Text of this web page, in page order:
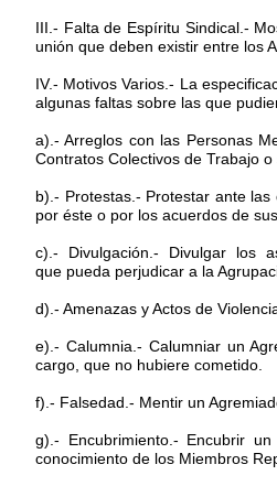
III.- Falta de Espíritu Sindical.-
unión que deben existir entre los
IV.- Motivos Varios.- La
algunas faltas sobre las que
a).- Arreglos con las Personas
Contratos Colectivos de Trabajo
b).- Protestas.- Protestar ante
por éste o por los acuerdos de
c).- Divulgación.- Divulgar los
que pueda perjudicar a la
d).- Amenazas y Actos de
e).- Calumnia.- Calumniar un
cargo, que no hubiere cometido.
f).- Falsedad.- Mentir un
g).- Encubrimiento.- Encubrir
conocimiento de los Miembros